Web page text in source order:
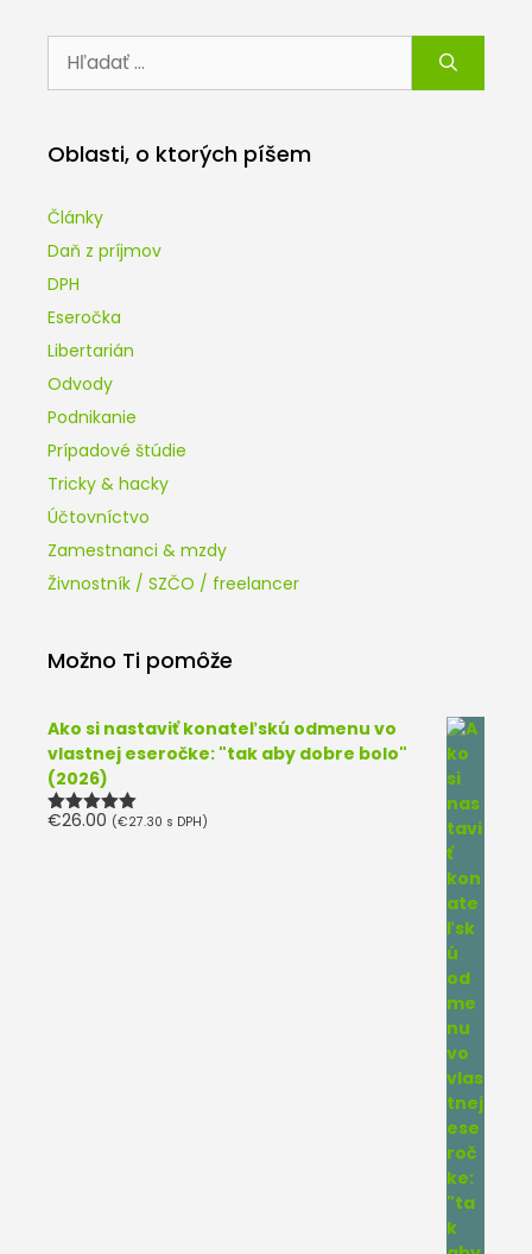
Oblasti, o ktorých píšem
Články
Daň z príjmov
DPH
Eseročka
Libertarián
Odvody
Podnikanie
Prípadové štúdie
Tricky & hacky
Účtovníctvo
Zamestnanci & mzdy
Živnostník / SZČO / freelancer
Možno Ti pomôže
Ako si nastaviť konateľskú odmenu vo
vlastnej eseročke: "tak aby dobre bolo"
(2026)
Hodnotenie
€26.00 (€27.30 s DPH)